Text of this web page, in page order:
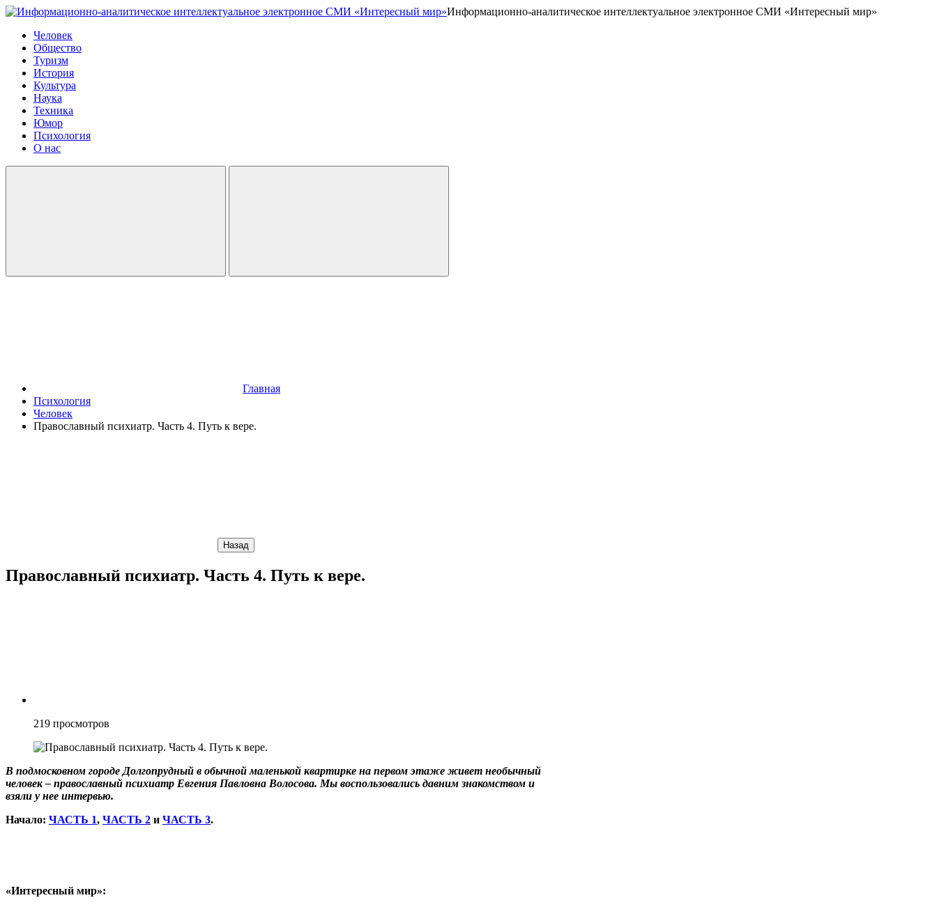
Информационно-аналитическое интеллектуальное электронное СМИ «Интересный мир»
Человек
Общество
Туризм
История
Культура
Наука
Техника
Юмор
Психология
О нас
Главная
Психология
Человек
Православный психиатр. Часть 4. Путь к вере.
Назад
Православный психиатр. Часть 4. Путь к вере.
219 просмотров
В подмосковном городе Долгопрудный в обычной маленькой квартирке на первом этаже живет необычный
человек – православный психиатр Евгения Павловна Волосова. Мы воспользовались давним знакомством и
взяли у нее интервью.
Начало: ЧАСТЬ 1, ЧАСТЬ 2 и ЧАСТЬ 3.
«Интересный мир»: